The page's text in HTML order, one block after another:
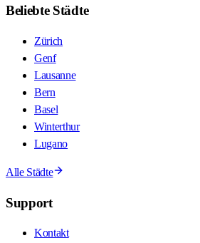
Beliebte Städte
Zürich
Genf
Lausanne
Bern
Basel
Winterthur
Lugano
Alle Städte
Support
Kontakt